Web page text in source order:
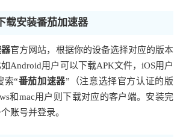
载安装番茄加速器
官方网站，根据你的设备选择对应的版本
Android用户可以下载APK文件，iOS用户
索“番茄加速器”（注意选择官方认证的版
和mac用户则下载对应的客户端。安装完
账号并登录。